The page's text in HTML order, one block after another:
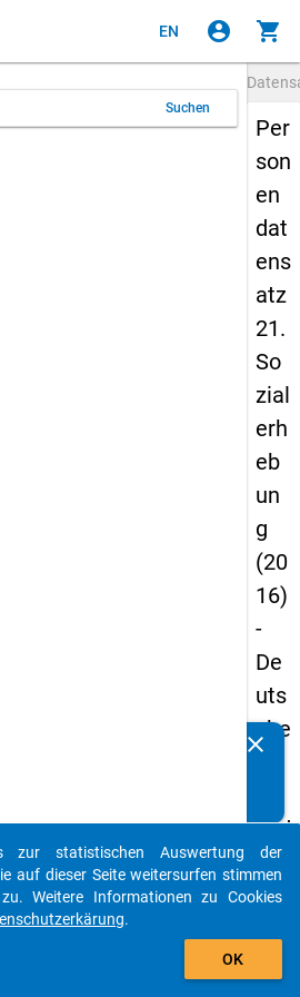
EN account_circle shopping_cart
Suchen
Per
son
en
dat
ens
atz
21.
So
zial
erh
eb
un
g
(20
16)
-
De
uts
che
bild
un
gsi
clear
auto_stories
add_shopping_cart
zur statistischen Auswertung der
auf dieser Seite weitersurfen stimmen
Weitere Informationen zu Cookies
.
OK